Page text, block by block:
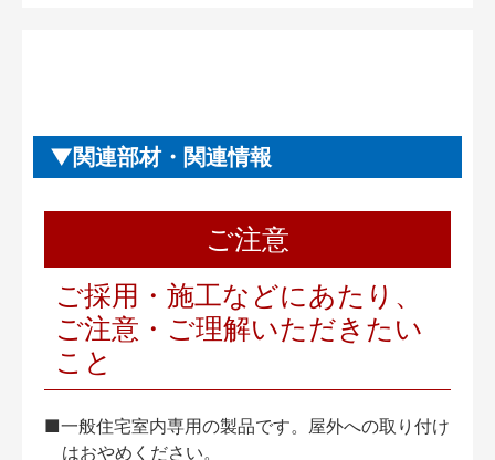
関連部材・関連情報
ご注意
ご採用・施工などにあたり、
ご注意・ご理解いただきたい
こと
■一般住宅室内専用の製品です。屋外への取り付け
はおやめください。